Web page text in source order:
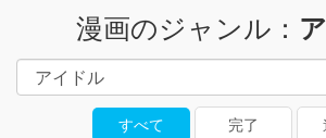
漫画のジャンル：
すべて 完了